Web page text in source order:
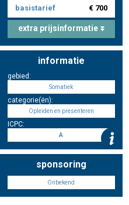
Nascholing aanmelden
Registreren
basistarief € 700
extra prijsinformatie
informatie
gebied:
Somatiek
categorie(ën):
Opleiden en presenteren
ICPC:
A
sponsoring
Onbekend